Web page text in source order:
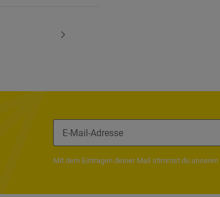
Mit dem Eintragen deiner Mail stimmst du unseren